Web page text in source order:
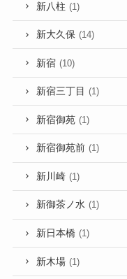
新八柱 (1)
新大久保 (14)
新宿 (10)
新宿三丁目 (1)
新宿御苑 (1)
新宿御苑前 (1)
新川崎 (1)
新御茶ノ水 (1)
新日本橋 (1)
新木場 (1)